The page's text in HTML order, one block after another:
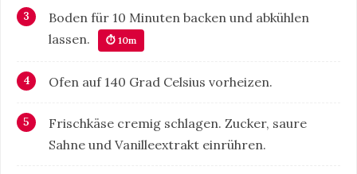
Boden für 10 Minuten backen und abkühlen
lassen.
⏱ 10m
Ofen auf 140 Grad Celsius vorheizen.
Frischkäse cremig schlagen. Zucker, saure
Sahne und Vanilleextrakt einrühren.